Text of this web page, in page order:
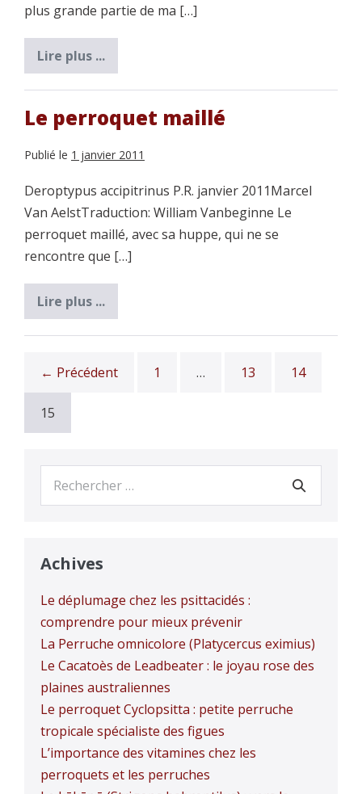
plus grande partie de ma […]
Lire plus ...
Le
ara
de
ou
ara
tête
bleue
Le perroquet maillé
Publié le 1 janvier 2011
Deroptypus accipitrinus P.R. janvier 2011Marcel
Van AelstTraduction: William Vanbeginne Le
perroquet maillé, avec sa huppe, qui ne se
rencontre que […]
Lire plus ...
Le
perroquet
maillé
← Précédent 1 … 13 14
15
pour :
Achives
Le déplumage chez les psittacidés :
comprendre pour mieux prévenir
La Perruche omnicolore (Platycercus eximius)
Le Cacatoès de Leadbeater : le joyau rose des
plaines australiennes
Le perroquet Cyclopsitta : petite perruche
tropicale spécialiste des figues
L’importance des vitamines chez les
perroquets et les perruches